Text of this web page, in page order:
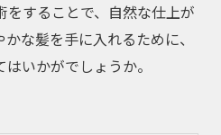
をすることで、自然な仕上が
な髪を手に入れるために、
いかがでしょうか。